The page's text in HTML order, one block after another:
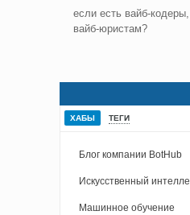
если есть вайб-
вайб-юристам?
ХАБЫ ТЕГИ
Блог компании BotHub
Искусственный
Машинное обучение